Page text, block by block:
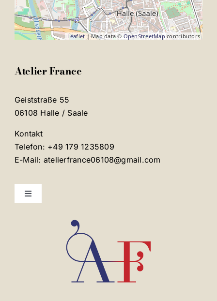
Leaflet | Map data © OpenStreetMap contributors
Atelier France
Geiststraße 55
06108 Halle / Saale
Kontakt
Telefon: +49 179 1235809
E-Mail: atelierfrance06108@gmail.com
Toggle
Mentions légales